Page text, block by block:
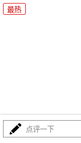
最热
点评一下